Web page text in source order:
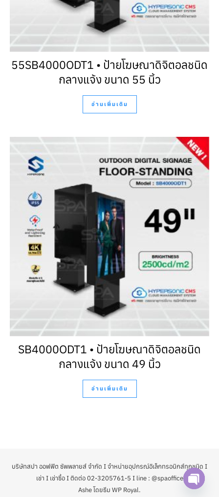
55SB4000ODT1 • ป้ายโฆษณาดิจิตอลชนิด
กลางแจ้ง ขนาด 55 นิ้ว
อ่านเพิ่มเติม
SB4000ODT1 • ป้ายโฆษณาดิจิตอลชนิด
กลางแจ้ง ขนาด 49 นิ้ว
อ่านเพิ่มเติม
บริษัทสปา ออฟฟิต ซัพพลายส์ จำกัด I จำหน่ายอุปกรณ์อิเล็กทรอนิกส์ทุกชนิด I
เช่า I เช่าซื้อ I ติดต่อ 02-3205761-5 I line : @spaoffice
Ashe โดยธีม WP Royal. Open